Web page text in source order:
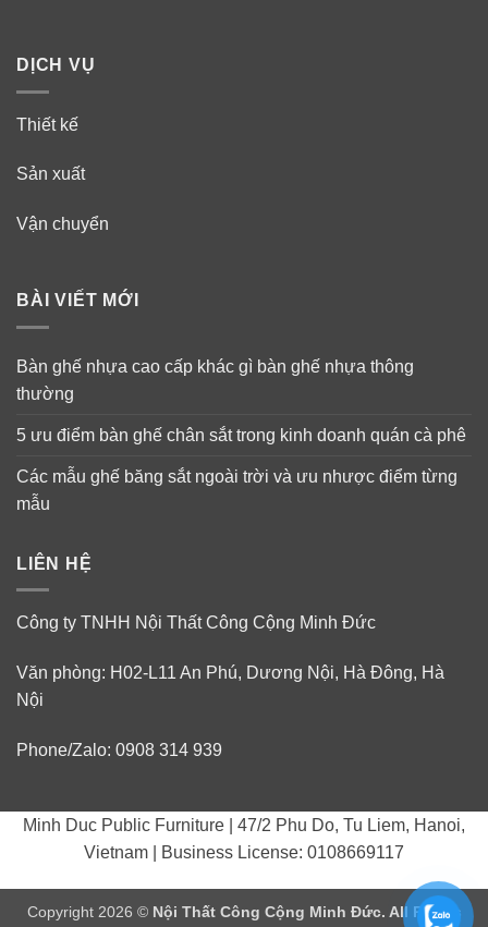
DỊCH VỤ
Thiết kế
Sản xuất
Vận chuyển
BÀI VIẾT MỚI
Bàn ghế nhựa cao cấp khác gì bàn ghế nhựa thông
thường
5 ưu điểm bàn ghế chân sắt trong kinh doanh quán cà phê
Các mẫu ghế băng sắt ngoài trời và ưu nhược điểm từng
mẫu
LIÊN HỆ
Công ty TNHH Nội Thất Công Cộng Minh Đức
Văn phòng: H02-L11 An Phú, Dương Nội, Hà Đông, Hà
Nội
Phone/Zalo: 0908 314 939
Minh Duc Public Furniture | 47/2 Phu Do, Tu Liem, Hanoi,
Vietnam | Business License: 0108669117
Copyright 2026 © Nội Thất Công Cộng Minh Đức. All Rights